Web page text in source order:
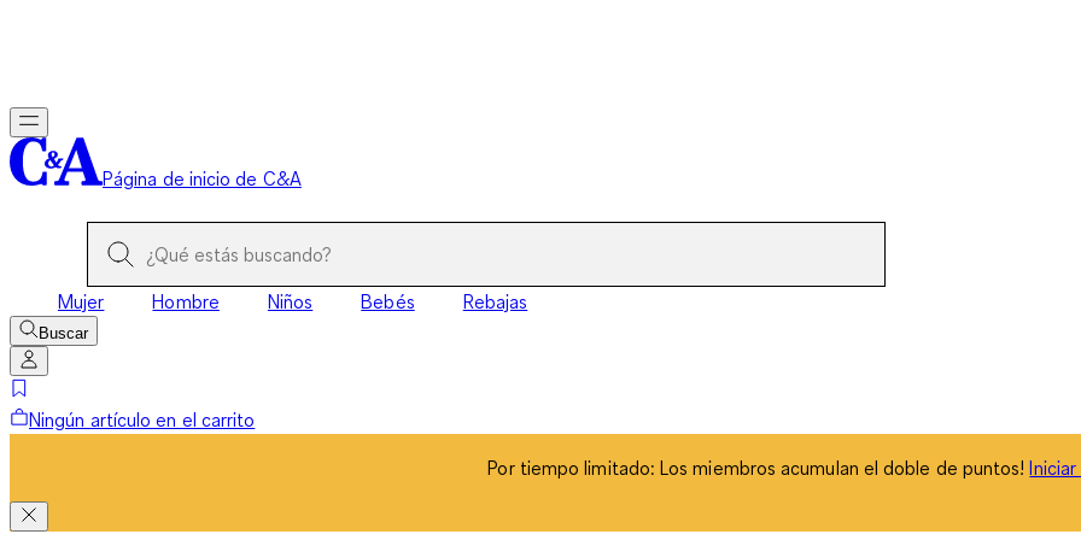
Página de inicio de C&A
Mujer Hombre Niños Bebés Rebajas
Buscar
Ningún artículo en el carrito
Por tiempo limitado: Los miembros acumulan el doble de puntos!